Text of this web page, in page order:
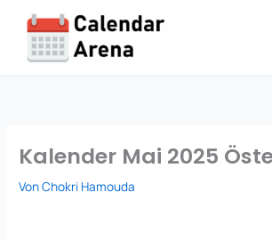
Inhalt
springen
Kalender Mai 2025
VonChokri Hamouda